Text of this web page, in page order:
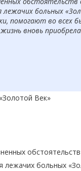
больных
помогают во всех
жизнь вновь
Век»
лежачих больных